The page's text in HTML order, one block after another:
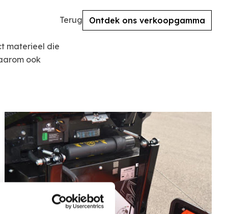
Terug Ontdek ons verkoopgamma
materieel die
ook